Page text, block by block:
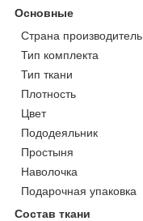
Основные
Страна производитель
Тип комплекта
Тип ткани
Плотность
Цвет
Пододеяльник
Простыня
Наволочка
Подарочная упаковка
Состав ткани